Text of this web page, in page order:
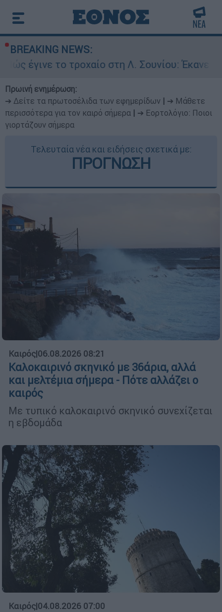
BREAKING NEWS:
τροχαίο στη Λ. Σουνίου: Έκανε αναστροφή ο
Πρωινή ενημέρωση:
➔ Δείτε τα πρωτοσέλιδα των εφημερίδων
➔ Μάθετε
περισσότερα για τον καιρό σήμερα
➔ Εορτολόγιο: Ποιοι
γιορτάζουν σήμερα
Τελευταία νέα και ειδήσεις σχετικά με:
ΠΡΟΓΝΩΣΗ
Καιρός|06.08.2026 08:21
Καλοκαιρινό σκηνικό με 36άρια, αλλά
και μελτέμια σήμερα - Πότε αλλάζει ο
καιρός
Με τυπικό καλοκαιρινό σκηνικό συνεχίζεται
η εβδομάδα
Καιρός|04.08.2026 07:00